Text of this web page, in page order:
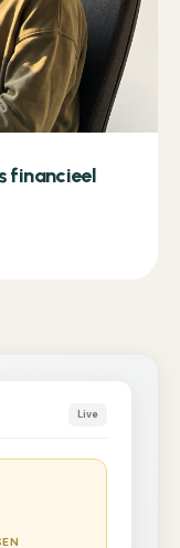
financieel
Live